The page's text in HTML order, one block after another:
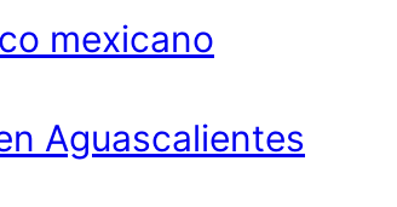
mexicano
Aguascalientes